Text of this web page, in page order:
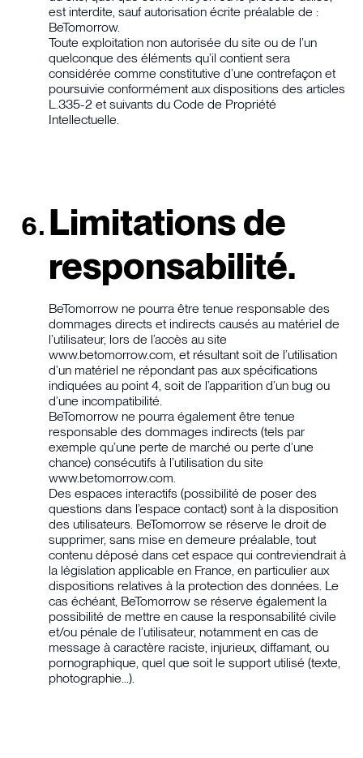
est interdite, sauf autorisation écrite préalable de :
BeTomorrow.
Toute exploitation non autorisée du site ou de l’un
quelconque des éléments qu’il contient sera
considérée comme constitutive d’une contrefaçon et
poursuivie conformément aux dispositions des articles
L.335-2 et suivants du Code de Propriété
Intellectuelle.
Limitations de
responsabilité.
BeTomorrow ne pourra être tenue responsable des
dommages directs et indirects causés au matériel de
l’utilisateur, lors de l’accès au site
www.betomorrow.com, et résultant soit de l’utilisation
d’un matériel ne répondant pas aux spécifications
indiquées au point 4, soit de l’apparition d’un bug ou
d’une incompatibilité.
BeTomorrow ne pourra également être tenue
responsable des dommages indirects (tels par
exemple qu’une perte de marché ou perte d’une
chance) consécutifs à l’utilisation du site
www.betomorrow.com.
Des espaces interactifs (possibilité de poser des
questions dans l’espace contact) sont à la disposition
des utilisateurs. BeTomorrow se réserve le droit de
supprimer, sans mise en demeure préalable, tout
contenu déposé dans cet espace qui contreviendrait à
la législation applicable en France, en particulier aux
dispositions relatives à la protection des données. Le
cas échéant, BeTomorrow se réserve également la
possibilité de mettre en cause la responsabilité civile
et/ou pénale de l’utilisateur, notamment en cas de
message à caractère raciste, injurieux, diffamant, ou
pornographique, quel que soit le support utilisé (texte,
photographie…).